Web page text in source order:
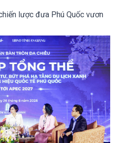
lược đưa Phú Quốc vươn